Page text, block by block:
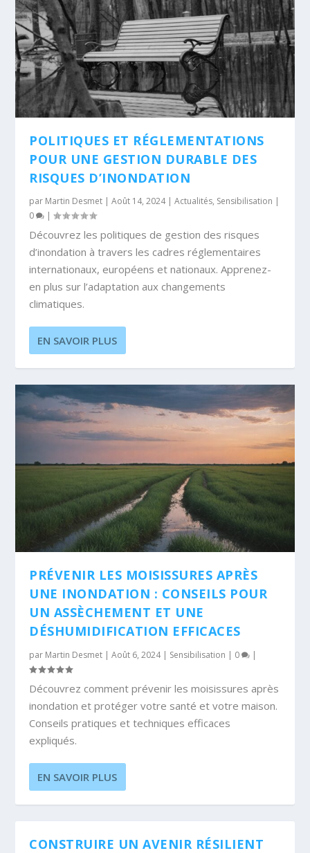
POLITIQUES ET RÉGLEMENTATIONS
POUR UNE GESTION DURABLE DES
RISQUES D’INONDATION
par Martin Desmet |Août 14, 2024|Actualités, Sensibilisation |
0
|
Découvrez les politiques de gestion des risques
d’inondation à travers les cadres réglementaires
internationaux, européens et nationaux. Apprenez-
en plus sur l’adaptation aux changements
climatiques.
EN SAVOIR PLUS
PRÉVENIR LES MOISISSURES APRÈS
UNE INONDATION : CONSEILS POUR
UN ASSÈCHEMENT ET UNE
DÉSHUMIDIFICATION EFFICACES
par Martin Desmet |Août 6, 2024| Sensibilisation | 0 |
Découvrez comment prévenir les moisissures après
inondation et protéger votre santé et votre maison.
Conseils pratiques et techniques efficaces
expliqués.
EN SAVOIR PLUS
CONSTRUIRE UN AVENIR RÉSILIENT